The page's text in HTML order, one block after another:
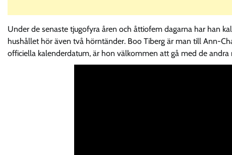
Under de senaste tjugofyra åren och åttiofem dagarna har han
hushållet hör även två hörntänder. Boo Tiberg är man till Ann-
officiella kalenderdatum, är hon välkommen att gå med de